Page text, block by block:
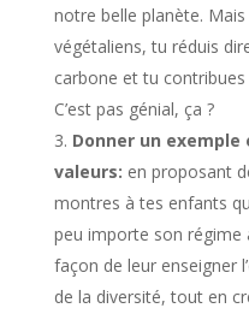
notre belle planète.
végétaliens, tu réduis
carbone et tu
C’est pas génial, ça ?
Donner un
valeurs: en proposant
montres à tes enfants
peu importe son régime
façon de leur enseigner
de la diversité, tout en